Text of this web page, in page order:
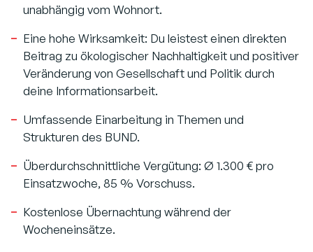
unabhängig vom Wohnort.
Eine hohe Wirksamkeit: Du leistest einen direkten
Beitrag zu ökologischer Nachhaltigkeit und positiver
Veränderung von Gesellschaft und Politik durch
deine Informationsarbeit.
Umfassende Einarbeitung in Themen und
Strukturen des BUND.
Überdurchschnittliche Vergütung: Ø 1.300 € pro
Einsatzwoche, 85 % Vorschuss.
Kostenlose Übernachtung während der
Wocheneinsätze.